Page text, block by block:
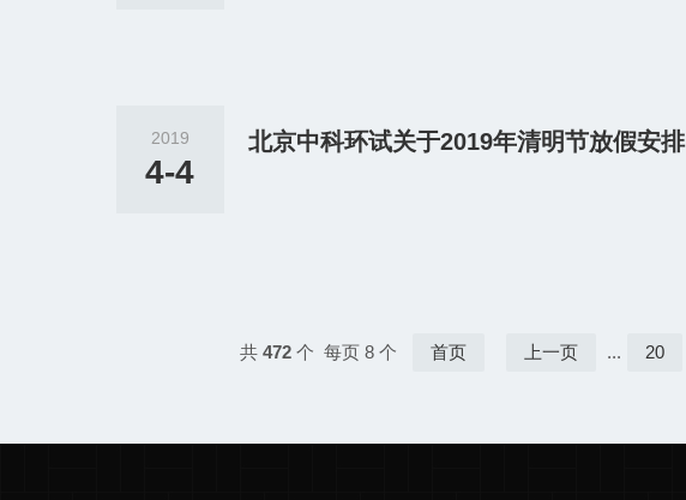
2019
4-4
北京中科环试关于2019年清明节放假安排
共472 个 每页 8 个 首页 上一页 ... 20